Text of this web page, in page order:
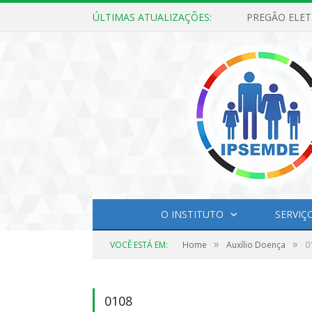
ÚLTIMAS ATUALIZAÇÕES:
O INSTITUTO
VOCÊ ESTÁ EM: Home » Auxílio Doença »
0108